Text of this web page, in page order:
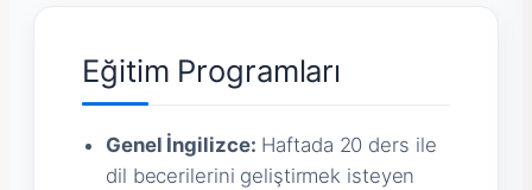
Eğitim Programları
Genel İngilizce: Haftada 20 ders ile
dil becerilerini geliştirmek isteyen